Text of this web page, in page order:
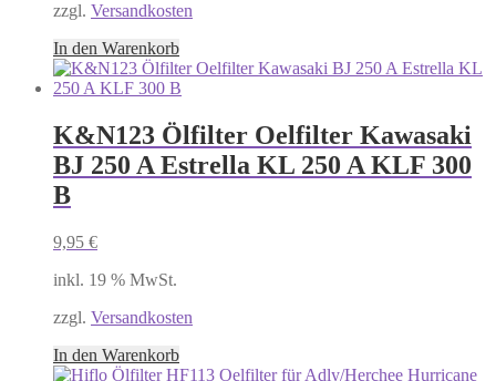
zzgl. Versandkosten
In den Warenkorb
K&N123 Ölfilter Oelfilter Kawasaki
BJ 250 A Estrella KL 250 A KLF 300
B
9,95 €
inkl. 19 % MwSt.
zzgl. Versandkosten
In den Warenkorb